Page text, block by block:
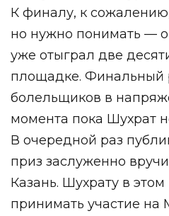
К финалу, к
но нужно понимать —
уже отыграл две
площадке. Финальный
болельщиков в
момента пока Шухрат
В очередной раз
приз заслуженно
Казань. Шухрату в
принимать участие на